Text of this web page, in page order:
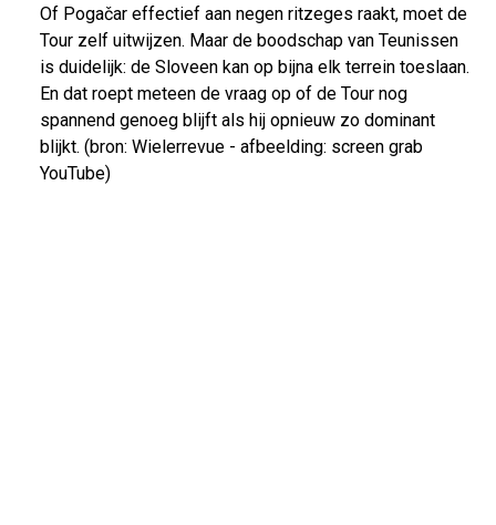
Of Pogačar effectief aan negen ritzeges raakt, moet de
Tour zelf uitwijzen. Maar de boodschap van Teunissen
is duidelijk: de Sloveen kan op bijna elk terrein toeslaan.
En dat roept meteen de vraag op of de Tour nog
spannend genoeg blijft als hij opnieuw zo dominant
blijkt. (bron: Wielerrevue - afbeelding: screen grab
YouTube)